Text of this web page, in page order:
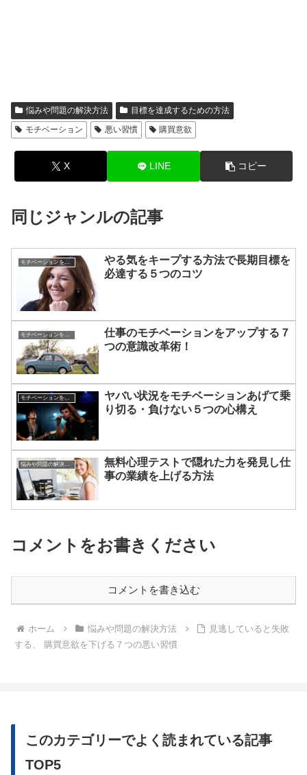
悩みや問題の解決方法
目標を達成するための方法
モチベーション
悪い習慣 購買意欲
X LINE コピー
同じジャンルの記事
やる気をキープする方法で長期目標を
必達する５つのコツ
仕事のモチベーションをアップする７
つの意識改革術！
モチベーションを上げる方法
ヤバい状況をモチベーションあげて乗
り切る・負けない５つの心構え
無料心理テストで隠れた力を発見し仕
事の業績を上げる方法
コメントをお書きください
コメントを書き込む
ホーム 悩みや問題の解決方法
見逃していると失敗
する、 購買意欲を下げる７つの悪い習慣
このカテゴリーでよく読まれている記事
TOP5